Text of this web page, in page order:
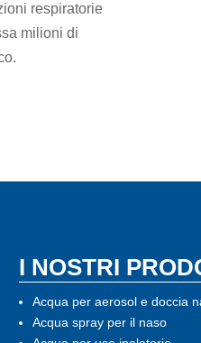
respiratorie
milioni di
I NOSTRI
Acqua per aerosol e doccia
Acqua spray per il naso